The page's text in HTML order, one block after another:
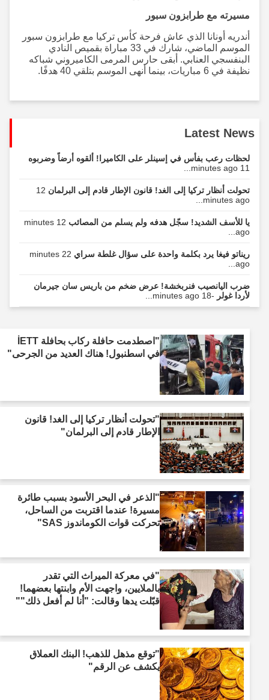
مسيرته مع طرابزون سبور
أندريه أونانا الذي عاش فرحة كأس تركيا مع طرابزون سبور
الموسم الماضي، شارك في 33 مباراة بقميص النادي
البنفسجي العنابي. أبقى حارس المرمى الكاميروني شباكه
نظيفة في 6 مباريات، بينما أنهى الموسم بتلقي 40 هدفًا.
Latest News
لحظات رعب بفأس في إسينلر على الكاميرا! ألقوه أرضاً وضربوه
تحولت أنظار تركيا إلى الغد! قانون الإطار قادم إلى البرلمان12
minutes ago...
يا للأسف الشديد! سجّل هدفه ولم يسلم من المصائب
12 minutes
ago...
ريناتو فيغا يرد بكلمة واحدة على سؤال غلطة سراي
22 minutes
ago...
ضرب اليانصيب فنربخشة! عرض ضخم من باريس سان جيرمان
لأردا غولر-18 minutes ago...
"اصطدمت حافلة ركاب بحافلة İETT
في اسطنبول! هناك العديد من الجرحى"
"تحولت أنظار تركيا إلى الغد! قانون
الإطار قادم إلى البرلمان"
"الذعر في البحر الأسود بسبب طائرة
مسيرة! عندما اقتربت من الساحل،
تحركت قوات الكوماندوز SAS"
"في معركة الميراث التي تقدر
بالملايين، واجهت الأم وابنتها بعضهما!
قبّلت يدها وقالت: "أنا لم أفعل ذلك""
"توقع مذهل للذهب! البنك العملاق
يكشف عن الرقم"